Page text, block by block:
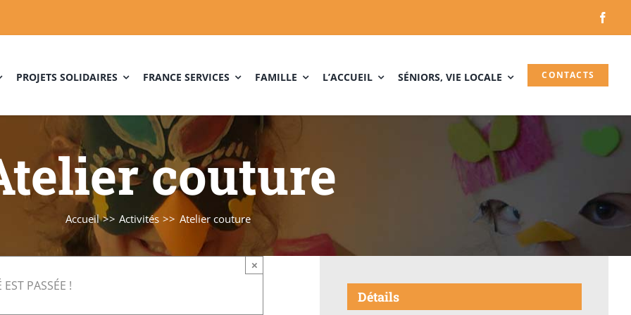
PROJETS SOLIDAIRES FRANCE SERVICES FAMILLE L’ACCUEIL SÉNIORS, VIE LOCALE CONTACTS
couture
Accueil Activités Atelier couture
EST PASSÉE !
×
Détails